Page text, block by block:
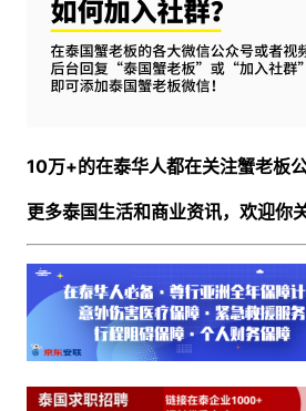
10万+的在泰华人都在关注蟹老板公
更多泰国生活和商业资讯，欢迎你关